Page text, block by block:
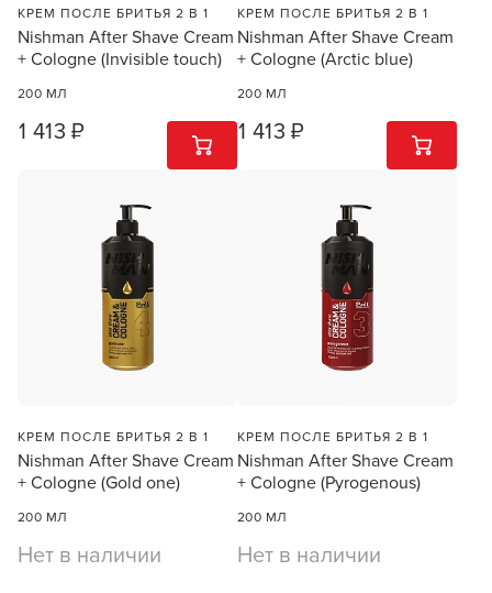
КРЕМ ПОСЛЕ БРИТЬЯ 2 В 1
Nishman After Shave Cream
+ Cologne (Invisible touch)
200 МЛ
1 413 ₽ 1 ШТ
КРЕМ ПОСЛЕ БРИТЬЯ 2 В 1
Nishman After Shave Cream
+ Cologne (Arctic blue)
200 МЛ
1 413 ₽ 1 ШТ
КРЕМ ПОСЛЕ БРИТЬЯ 2 В 1
Nishman After Shave Cream
+ Cologne (Gold one)
200 МЛ
Нет в наличии
КРЕМ ПОСЛЕ БРИТЬЯ 2 В 1
Nishman After Shave Cream
+ Cologne (Pyrogenous)
200 МЛ
Нет в наличии